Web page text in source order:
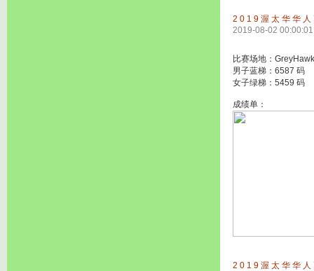
2019渥太华华人
2019-08-02 00:00:01
比赛场地：
男子蓝梯：6587 码
女子绿梯：5459 码
成绩单：
2019渥太华华人